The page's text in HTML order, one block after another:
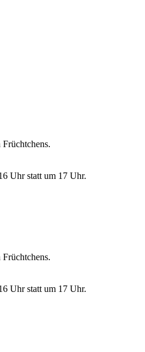
Uhr statt um 17 Uhr.
Uhr statt um 17 Uhr.